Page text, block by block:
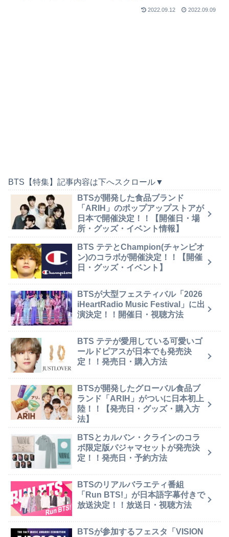
2022.09.12 2022.09.09
BTS【特集】記事内容は下へスクロール▼
BTSが開発した食品ブランド
「ARIH」のポップアップストアが
日本で開催決定！！【開催日・場
所・グッズ・イベント情報】
BTS テテとChampion(チャンピオ
ン)のコラボが開催決定！！【開催
日・グッズ・イベント】
BTSが大型フェスティバル「2026
iHeartRadio Music Festival」に出
演決定！！開催日・視聴方法
BTS テテが愛用している可愛いゴ
ールドピアスが日本でも発売決
定！！発売日・購入方法
BTSが開発したグローバル食品ブ
ランド「ARIH」がついに日本初上
陸！！【発売日・グッズ・購入方
法】
BTSとカルバン・クラインのコラ
ボ限定版パジャマセットが発売決
定！！発売日・予約方法
BTSのリアルバラエティ番組
「Run BTS!」が日本語字幕付きで
放送決定！！放送日・視聴方法
BTSが参加するフェスタ「VISION